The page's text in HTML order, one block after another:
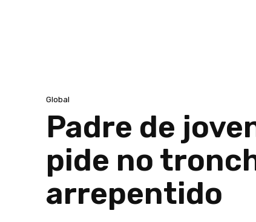
Global
Padre de
pide no
arrepentido